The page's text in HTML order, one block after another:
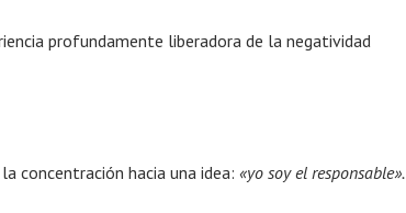
profundamente liberadora de la negatividad
concentración hacia una idea: «yo soy el responsable».